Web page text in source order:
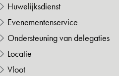
Huwelijksdienst
Evenementenservice
Ondersteuning van delegaties
Locatie
Vloot